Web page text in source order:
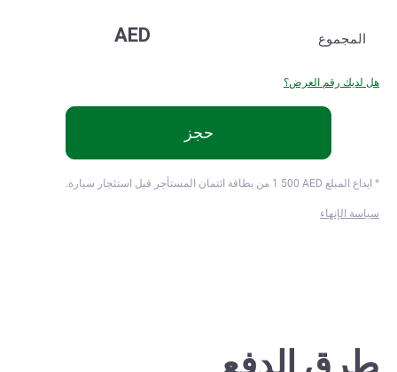
المجموع AED
هل لديك رقم العرض؟
* ايداع المبلغ 1 500 AED من بطاقة ائتمان المستأجر قبل استئجار سيارة.
سياسة الإنهاء
حجز